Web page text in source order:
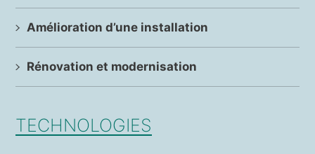
Amélioration d’une installation
Rénovation et modernisation
TECHNOLOGIES